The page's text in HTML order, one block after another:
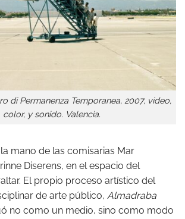
di Permanenza Temporanea, 2007, video,
color, y sonido. Valencia.
mano de las comisarias Mar
Diserens, en el espacio del
El propio proceso artístico del
de arte público, Almadraba
no como un medio, sino como modo